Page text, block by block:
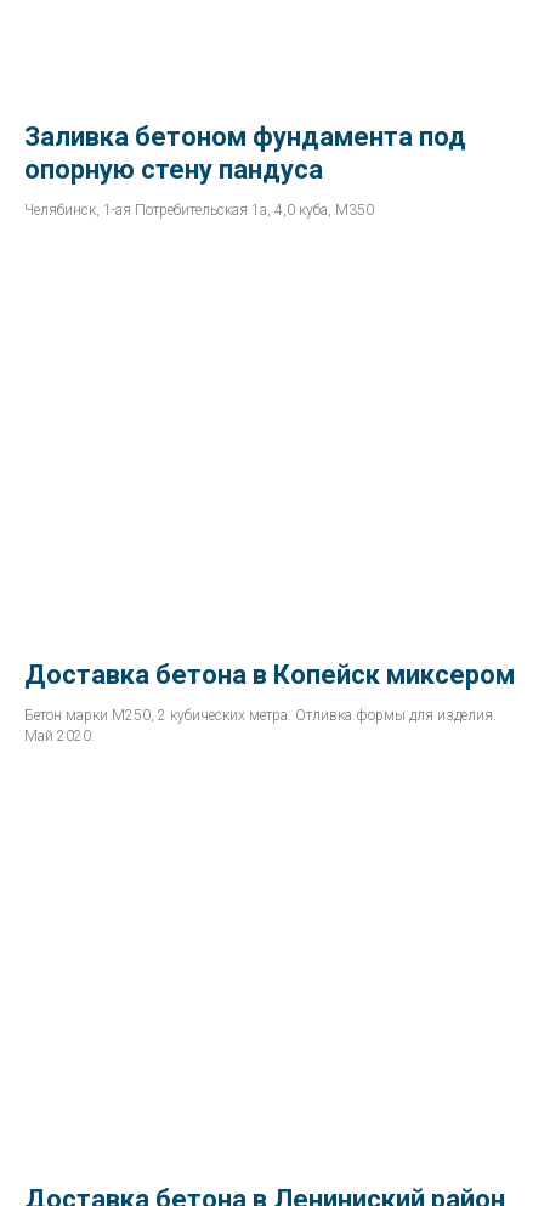
Заливка бетоном фундамента под
опорную стену пандуса
Челябинск, 1-ая Потребительская 1а, 4,0 куба, М350
Доставка бетона в Копейск миксером
Бетон марки М250, 2 кубических метра. Отливка формы для изделия.
Май 2020.
Доставка бетона в Лениниский район